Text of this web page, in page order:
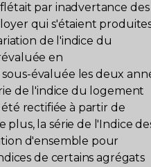
par inadvertance des
qui s'étaient
de l'indice du
en
évaluée les deux
de l'indice du logement
rectifiée à partir de
plus, la série de l'Indice
d'ensemble pour
de certains agrégats